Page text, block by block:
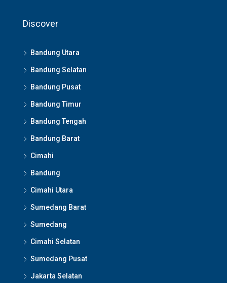
Discover
Bandung Utara
Bandung Selatan
Bandung Pusat
Bandung Timur
Bandung Tengah
Bandung Barat
Cimahi
Bandung
Cimahi Utara
Sumedang Barat
Sumedang
Cimahi Selatan
Sumedang Pusat
Jakarta Selatan